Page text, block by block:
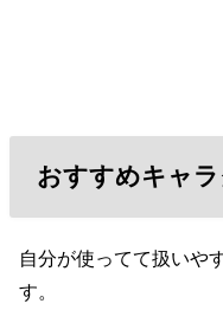
おすすめキャ
自分が使ってて扱いや
す。